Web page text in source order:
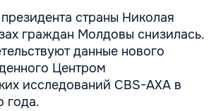
страны Николая
граждан Молдовы снизилась.
данные нового
Центром
исследований CBS-AXA в
года.